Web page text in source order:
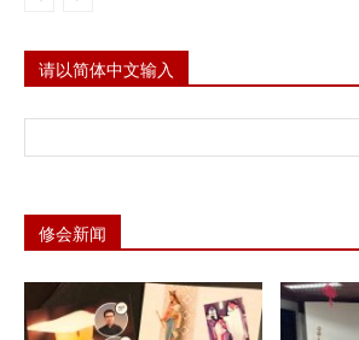
请以简体中文输入
修会新闻